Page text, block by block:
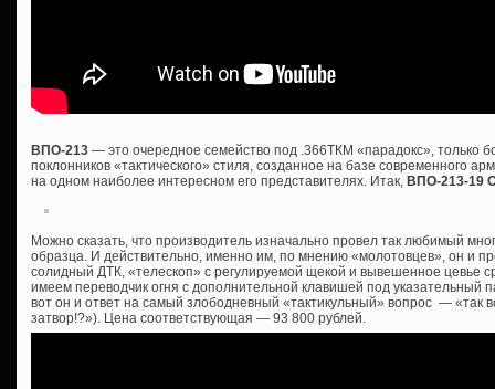
ВПО-213 — это очередное семейство под .366ТКМ «парадокс», только
поклонников «тактического» стиля, созданное на базе современного
на одном наиболее интересном его представителях. Итак, ВПО-213-19
Можно сказать, что производитель изначально провел так любимый
образца. И действительно, именно им, по мнению «молотовцев», он и
солидный ДТК, «телескоп» с регулируемой щекой и вывешенное цевье
имеем переводчик огня с дополнительной клавишей под указательный
вот он и ответ на самый злободневный «тактикульный» вопрос — «так
затвор!?»). Цена соответствующая — 93 800 рублей.